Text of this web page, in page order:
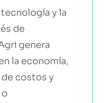
y la
de
genera
la economía,
costos y